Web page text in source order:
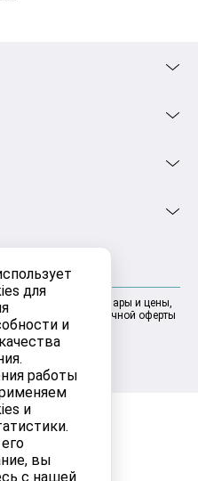
для
и
работы
и
вы
с нашей
© Информация, товары и цены,
договором публичной оферты